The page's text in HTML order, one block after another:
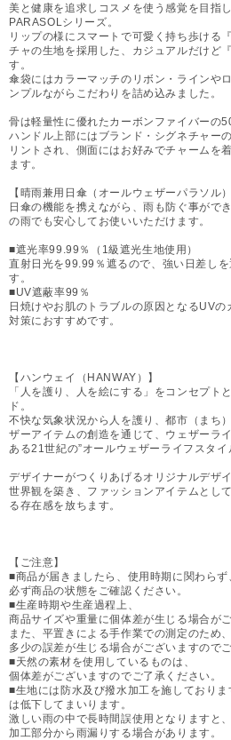
美と健康を追求しコスメを使う感覚を目指
PARASOLシリーズ。
リップの様にスマートで可愛く持ち歩ける
チャの生地を採用した、カジュアルだけど
す。
傘袋にはカラーマッチのリボン・ラインや
ンプルながらこだわりを詰め込みました。
骨は軽量性に優れたカーボンファイバーの
ハンドル上部にはブランド・シグネチャー
リントされ、側面にはお好みでチャームを
ます。
【晴雨兼用日傘（オールウェザーパラソル）
日傘の機能を携えながら、雨も防ぐ事がで
の雨でも安心してお使いいただけます。
■遮光率99.99％（1級遮光生地使用）
直射日光を99.99％遮るので、強い日差し
す。
■UV遮蔽率99％
日焼けやお肌のトラブルの原因となるUV
対策におすすめです。
【ハンウェイ（HANWAY）】
「人を護り、人を絵にする」をコンセプト
ド。
不快な気象状況から人を護り、都市（まち
ザーアイテムの創造を通じて、ウェザーラ
ある21世紀の”オールウェザーライフスタイ
デザイナーがつくりあげるオリジナルデザ
世界観を築き、ファッションアイテムとし
る存在感を放ちます。
【ご注意】
■商品が届きましたら、使用時期に関わらず
必ず商品の状態をご確認ください。
■生産時期や生産過程上、
商品サイズや重量に個体差が生じる場合がご
また、平置きによる手作業での測定のため、
多少の誤差が生じる場合がございますので
■天然の素材を使用しているものは、
個体差がございますのでご了承ください。
■生地には防水及び撥水加工を施しており
は低下してまいります。
激しい雨の中で長時間誤使用となりますと
加工部分から雨漏りする場合があります。